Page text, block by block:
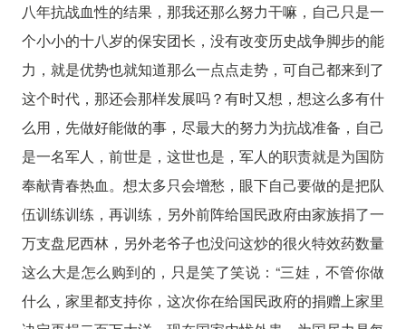
八年抗战血性的结果，那我还那么努力干嘛，自己只是一
个小小的十八岁的保安团长，没有改变历史战争脚步的能
力，就是优势也就知道那么一点点走势，可自己都来到了
这个时代，那还会那样发展吗？有时又想，想这么多有什
么用，先做好能做的事，尽最大的努力为抗战准备，自己
是一名军人，前世是，这世也是，军人的职责就是为国防
奉献青春热血。想太多只会增愁，眼下自己要做的是把队
伍训练训练，再训练，另外前阵给国民政府由家族捐了一
万支盘尼西林，另外老爷子也没问这炒的很火特效药数量
这么大是怎么购到的，只是笑了笑说：“三娃，不管你做
什么，家里都支持你，这次你在给国民政府的捐赠上家里